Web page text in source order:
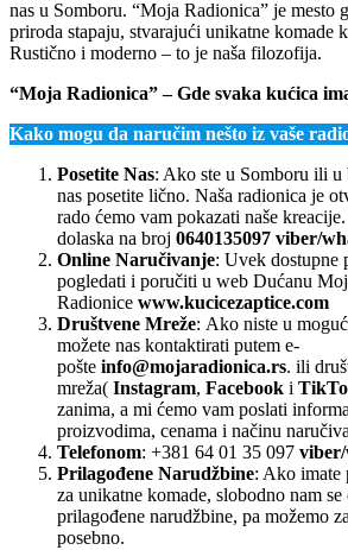
nas u Somboru. “Moja Radionica” je mesto
priroda stapaju, stvarajući unikatne komade
Rustično i moderno – to je naša filozofija.
“Moja Radionica” – Gde svaka kućica
Kako mogu da naručim nešto iz vaše
Posetite Nas: Ako ste u Somboru ili
nas posetite lično. Naša radionica je
rado ćemo vam pokazati naše
dolaska na broj 0640135097 viber/
Online Naručivanje: Uvek dostupne
pogledati i poručiti u web Dućanu
Radionice www.kucicezaptice.com
Društvene Mreže: Ako niste u
možete nas kontaktirati putem e-
pošte info@mojaradionica.rs. ili
mreža( Instagram, Facebook i
zanima, a mi ćemo vam poslati
proizvodima, cenama i načinu
Telefonom: +381 64 01 35 097
Prilagođene Narudžbine: Ako imate
za unikatne komade, slobodno nam
prilagođene narudžbine, pa možemo
posebno.